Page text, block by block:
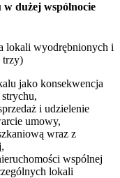
w dużej wspólnocie
lokali wyodrębnionych i
trzy)
jako konsekwencja
i udzielenie
umowy,
wraz z
wspólnej
lokali